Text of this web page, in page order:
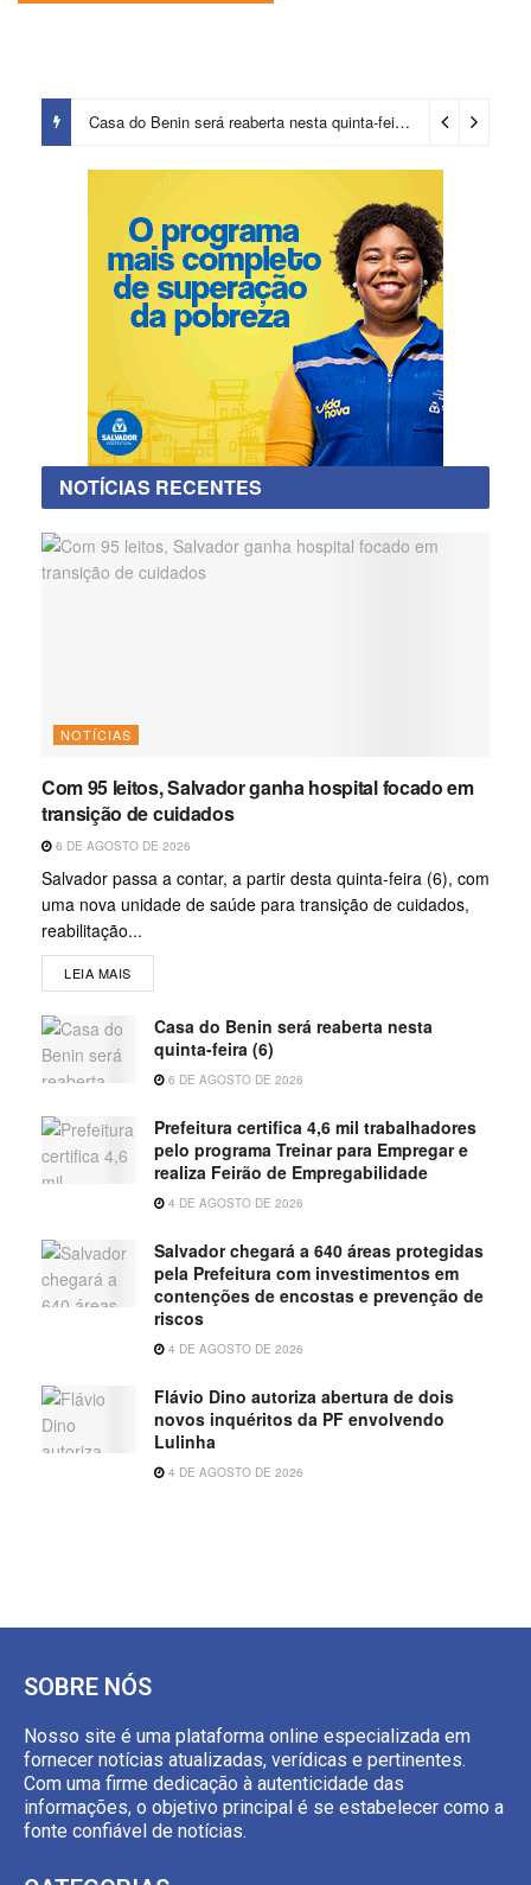
Casa do Benin será reaberta nesta quinta-feira (6) 2 dias ago
NOTÍCIAS RECENTES
NOTÍCIAS
Com 95 leitos, Salvador ganha hospital focado em
transição de cuidados
6 DE AGOSTO DE 2026
Salvador passa a contar, a partir desta quinta-feira (6), com
uma nova unidade de saúde para transição de cuidados,
reabilitação...
LEIA MAIS
Casa do Benin será reaberta nesta
quinta-feira (6)
6 DE AGOSTO DE 2026
Prefeitura certifica 4,6 mil trabalhadores
pelo programa Treinar para Empregar e
realiza Feirão de Empregabilidade
4 DE AGOSTO DE 2026
Salvador chegará a 640 áreas protegidas
pela Prefeitura com investimentos em
contenções de encostas e prevenção de
riscos
4 DE AGOSTO DE 2026
Flávio Dino autoriza abertura de dois
novos inquéritos da PF envolvendo
Lulinha
4 DE AGOSTO DE 2026
SOBRE NÓS
Nosso site é uma plataforma online especializada em
fornecer notícias atualizadas, verídicas e pertinentes.
Com uma firme dedicação à autenticidade das
informações, o objetivo principal é se estabelecer como a
fonte confiável de notícias.